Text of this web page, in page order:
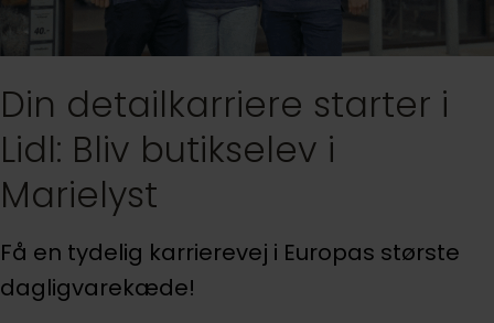
Din detailkarriere starter i
Lidl: Bliv butikselev i
Marielyst
Få en tydelig karrierevej i Europas største
dagligvarekæde!